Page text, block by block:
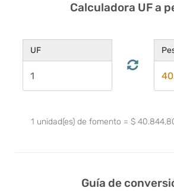
Calculadora UF a
UF
1 unidad(es) de fomento = $
Guía de